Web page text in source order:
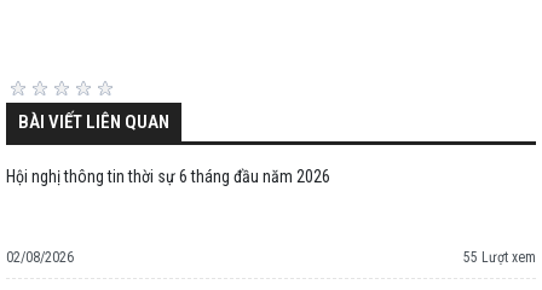
BÀI VIẾT LIÊN QUAN
Hội nghị thông tin thời sự 6 tháng đầu năm 2026
02/08/2026 55 Lượt xem